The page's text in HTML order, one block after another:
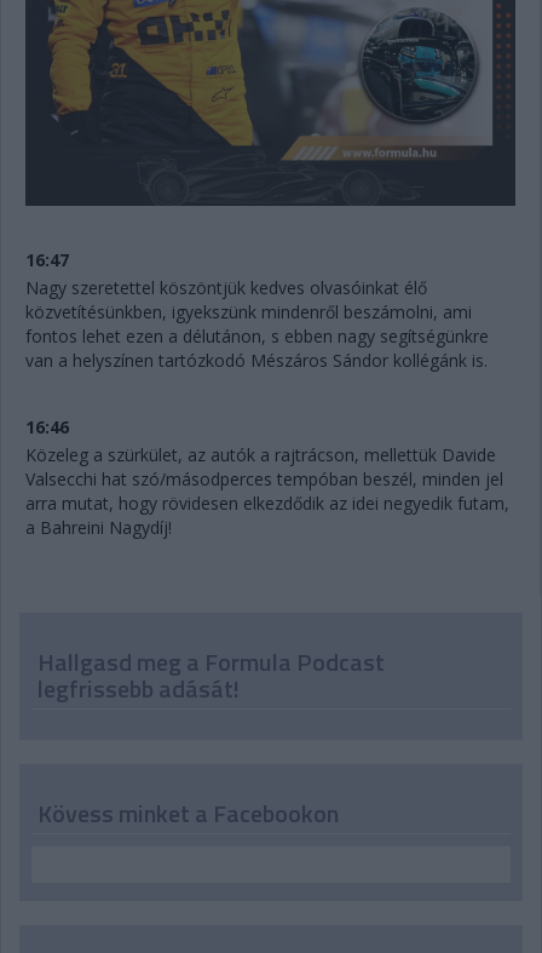
16:47
Nagy szeretettel köszöntjük kedves olvasóinkat élő
közvetítésünkben, igyekszünk mindenről beszámolni, ami
fontos lehet ezen a délutánon, s ebben nagy segítségünkre
van a helyszínen tartózkodó Mészáros Sándor kollégánk is.
16:46
Közeleg a szürkület, az autók a rajtrácson, mellettük Davide
Valsecchi hat szó/másodperces tempóban beszél, minden jel
arra mutat, hogy rövidesen elkezdődik az idei negyedik futam,
a Bahreini Nagydíj!
Hallgasd meg a Formula Podcast
legfrissebb adását!
Kövess minket a Facebookon